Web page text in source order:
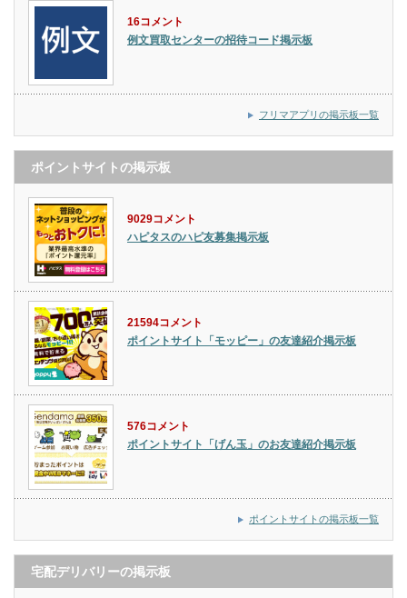
16コメント
例文買取センターの招待コード掲示板
フリマアプリの掲示板一覧
ポイントサイトの掲示板
9029コメント
ハピタスのハピ友募集掲示板
21594コメント
ポイントサイト「モッピー」の友達紹介掲示板
576コメント
ポイントサイト「げん玉」のお友達紹介掲示板
ポイントサイトの掲示板一覧
宅配デリバリーの掲示板